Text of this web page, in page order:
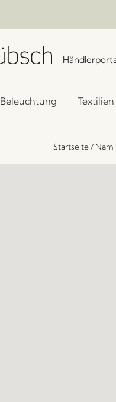
Beleuchtung Textilien
Startseite/